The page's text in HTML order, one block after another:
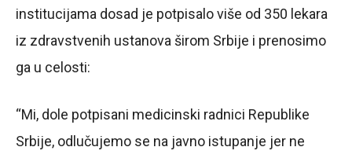
institucijama dosad je potpisalo više od 350 lekara
iz zdravstvenih ustanova širom Srbije i prenosimo
ga u celosti:
“Mi, dole potpisani medicinski radnici Republike
Srbije, odlučujemo se na javno istupanje jer ne